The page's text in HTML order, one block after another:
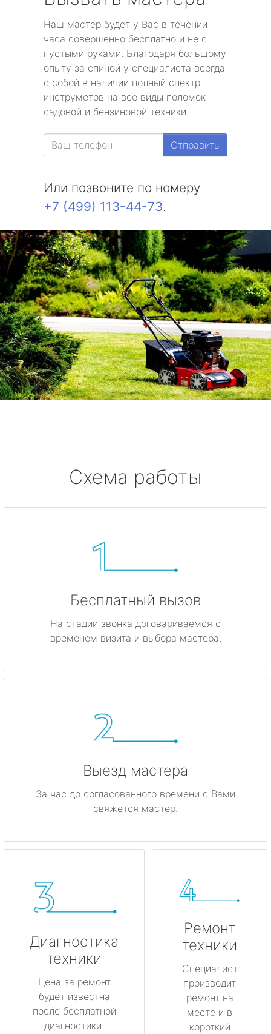
Наш мастер будет у Вас в течении
часа совершенно бесплатно и не с
пустыми руками. Благодаря большому
опыту за спиной у специалиста всегда
с собой в наличии полный спектр
инструметов на все виды поломок
садовой и бензиновой техники.
Отправить
Или позвоните по номеру
+7 (499) 113-44-73.
Схема работы
Бесплатный вызов
На стадии звонка договариваемся с
временем визита и выбора мастера.
Выезд мастера
За час до согласованного времени с Вами
свяжется мастер.
Диагностика
техники
Цена за ремонт
будет известна
после бесплатной
диагностики.
Ремонт
техники
Специалист
производит
ремонт на
месте и в
короткий